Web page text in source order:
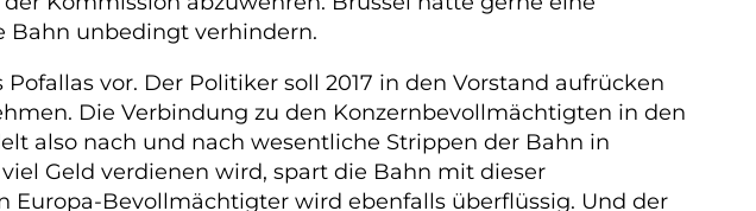
Bahn unbedingt verhindern.
vor. Der Politiker soll 2017 in den Vorstand aufrücken
Die Verbindung zu den Konzernbevollmächtigten in den
also nach und nach wesentliche Strippen der Bahn in
Geld verdienen wird, spart die Bahn mit dieser
Europa-Bevollmächtigter wird ebenfalls überflüssig. Und der